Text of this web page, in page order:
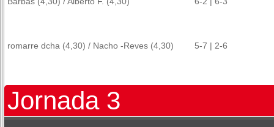
romarre dcha (4,30) / Nacho -Reves (4,30) 5-7 | 2-6
Jornada 3